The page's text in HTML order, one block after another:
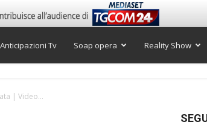
Anticipazioni Tv Soap opera Reality Show
| Video...